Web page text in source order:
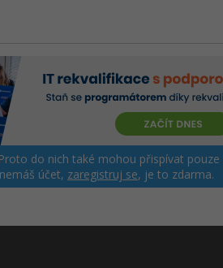
do nich také mohou přispívat
účet, zaregistruj se, je to zdarma.